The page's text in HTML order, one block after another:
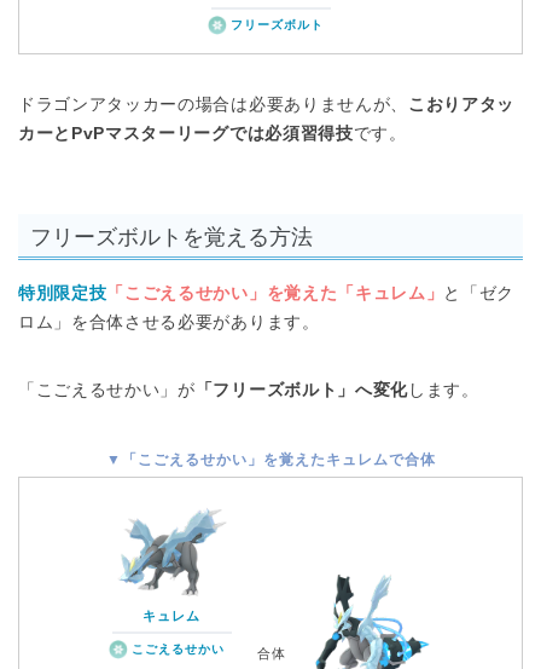
フリーズボルト
ドラゴンアタッカーの場合は必要ありませんが、 こおりアタッ
カーとPvPマスターリーグでは必須習得技です。
フリーズボルトを覚える方法
特別限定技 「こごえるせかい」を覚えた「キュレム」 と「ゼク
ロム」を合体させる必要があります。
「こごえるせかい」が 「フリーズボルト」へ変化します。
▼「こごえるせかい」を覚えたキュレムで合体
キュレム
こごえるせかい 合体